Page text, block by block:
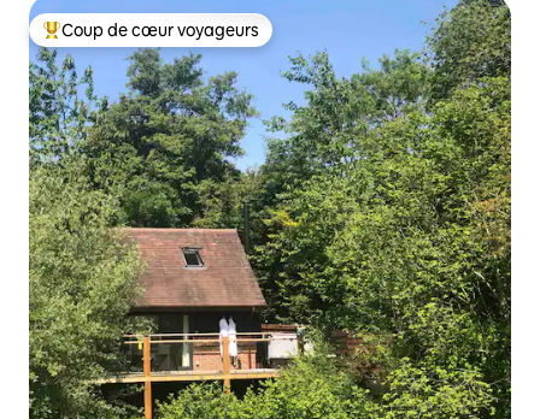
Coups de cœur voyageurs les plus appréciés
Coup de cœur voyageurs